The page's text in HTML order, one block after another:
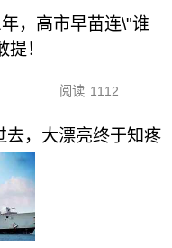
，高市早苗连\"谁
！
阅读 1112
去，大漂亮终于知疼